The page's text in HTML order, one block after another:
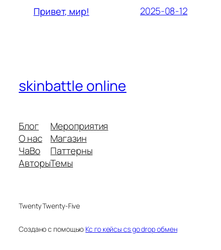
Привет, мир! 2025-08-12
skinbattle online
Блог
О нас
ЧаВо
Авторы
Мероприятия
Магазин
Паттерны
Темы
Twenty Twenty-Five
Создано с помощью Кс го кейсы cs go drop обмен